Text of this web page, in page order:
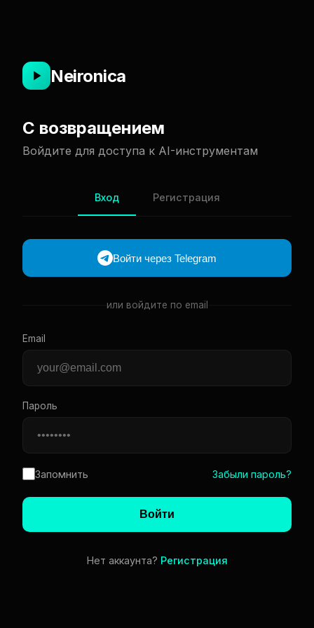
Neironica
С возвращением
Войдите для доступа к AI-инструментам
Вход Регистрация
Войти через Telegram
или войдите по email
Email
Пароль
Запомнить Забыли пароль?
Войти
Нет аккаунта? Регистрация